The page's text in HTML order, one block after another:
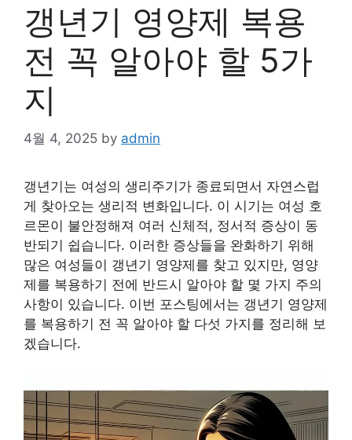
갱년기 영양제 복용
전 꼭 알아야 할 5가
지
4월 4, 2025 by admin
갱년기는 여성의 생리주기가 종료되면서 자연스럽
게 찾아오는 생리적 변화입니다. 이 시기는 여성 호
르몬이 불안정해져 여러 신체적, 정서적 증상이 동
반되기 쉽습니다. 이러한 증상들을 완화하기 위해
많은 여성들이 갱년기 영양제를 찾고 있지만, 영양
제를 복용하기 전에 반드시 알아야 할 몇 가지 주의
사항이 있습니다. 이번 포스팅에서는 갱년기 영양제
를 복용하기 전 꼭 알아야 할 다섯 가지를 정리해 보
겠습니다.